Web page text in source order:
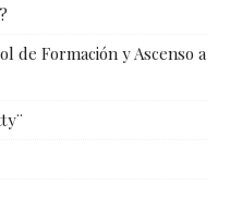
de Formación y Ascenso a